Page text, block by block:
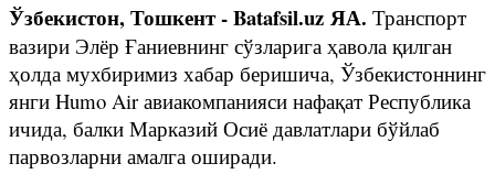
Ўзбекистон, Тошкент - Batafsil.uz ЯА. Транспорт
вазири Элёр Ғаниевнинг сўзларига ҳавола қилган
ҳолда мухбиримиз хабар беришича, Ўзбекистоннинг
янги Humo Air авиакомпанияси нафақат Республика
ичида, балки Марказий Осиё давлатлари бўйлаб
парвозларни амалга оширади.